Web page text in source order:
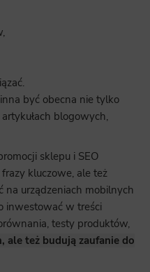
być obecna nie tylko
blogowych,
sklepu i SEO
kluczowe, ale też
na urządzeniach mobilnych
inwestować w treści
testy produktów,
ale też budują zaufanie do